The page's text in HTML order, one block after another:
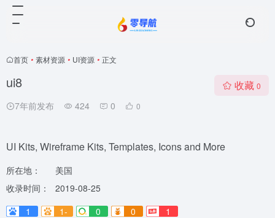
首页 • 素材资源 • UI资源 • 正文
ui8
7年前发布 424 0 0
收藏 0
UI Kits, Wireframe Kits, Templates, Icons and More
所在地：
美国
收录时间：
2019-08-25
1
1- 0 0 1